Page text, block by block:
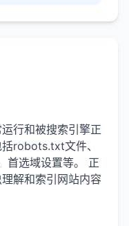
行和被搜索引擎正
robots.txt文件、
首选域设置等。 正
解和索引网站内容